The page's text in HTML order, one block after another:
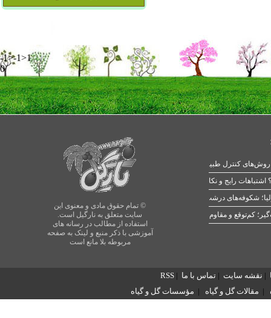
-1>-1>1
0
© تمام حقوق مادی و معنوی این
سایت متعلق به نارگیل است.
استفاده از مطالب در رسانه های
آموزشی با ذکر منبع و لینک به صفحه
مربوطه بلا مانع است
رایج و نکات طلایی
شکوفه‌های درشت در بهار
| نقشه سایت | تماس با ما |
RSS
| مقالات گل و گیاه | مؤسسات گل و گیاه